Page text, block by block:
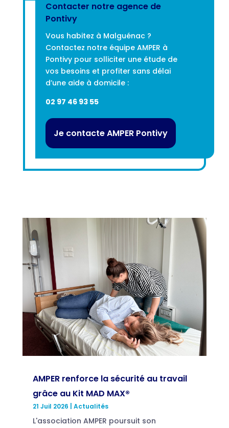
Contacter notre agence de
Pontivy
Vous habitez à Malguénac ?
Contactez notre équipe AMPER à
Pontivy pour solliciter une étude de
vos besoins et profiter sans délai
d’une aide à domicile :
02 97 46 93 55
Je contacte AMPER Pontivy
AMPER renforce la sécurité au travail
grâce au Kit MAD MAX®
21 Juil 2026 Actualités
L'association AMPER poursuit son